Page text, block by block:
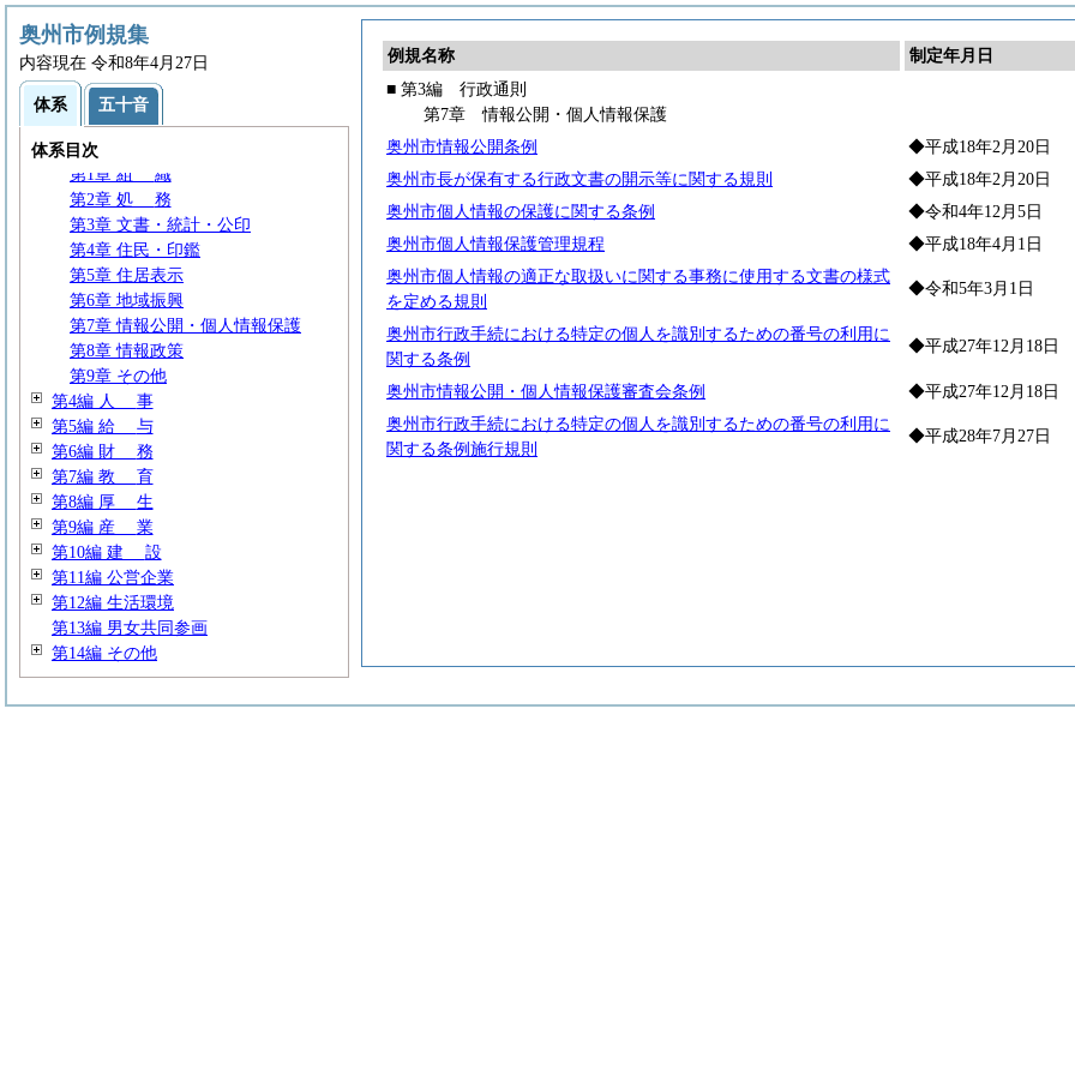
例規名称
制定年月日
■ 第3編 行政通則
第7章 情報公開・個人情報保護
奥州市情報公開条例
◆平成18年2月20日
奥州市長が保有する行政文書の開示等に関する規則
◆平成18年2月20日
奥州市個人情報の保護に関する条例
◆令和4年12月5日
奥州市個人情報保護管理規程
◆平成18年4月1日
奥州市個人情報の適正な取扱いに関する事務に使用する文書の様式
を定める規則
◆令和5年3月1日
奥州市行政手続における特定の個人を識別するための番号の利用に
関する条例
◆平成27年12月18日
奥州市情報公開・個人情報保護審査会条例
◆平成27年12月18日
奥州市行政手続における特定の個人を識別するための番号の利用に
関する条例施行規則
◆平成28年7月27日
奥州市例規集
内容現在 令和8年4月27日
体系 五十音
体系目次
第1編 通規
第2編 議会・選挙・監査
第3編 行政通則
第1章 組 織
第2章 処 務
第3章 文書・統計・公印
第4章 住民・印鑑
第5章 住居表示
第6章 地域振興
第7章 情報公開・個人情報保護
第8章 情報政策
第9章 その他
第4編 人 事
第5編 給 与
第6編 財 務
第7編 教 育
第8編 厚 生
第9編 産 業
第10編 建 設
第11編 公営企業
第12編 生活環境
第13編 男女共同参画
第14編 その他